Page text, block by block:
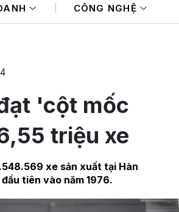
giảm trong nửa đầu năm 2026
niêm yết HOSE, vốn hóa đạt hơn
CÔNG NGHỆ
'cột mốc
triệu xe
xe sản xuất tại Hàn
tiên vào năm 1976.